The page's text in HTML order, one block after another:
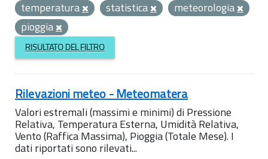
temperatura
statistica
meteorologia
pioggia
RISULTATO DEL FILTRO
Rilevazioni meteo - Meteomatera
Valori estremali (massimi e minimi) di Pressione
Relativa, Temperatura Esterna, Umidità Relativa,
Vento (Raffica Massima), Pioggia (Totale Mese). I
dati riportati sono rilevati...